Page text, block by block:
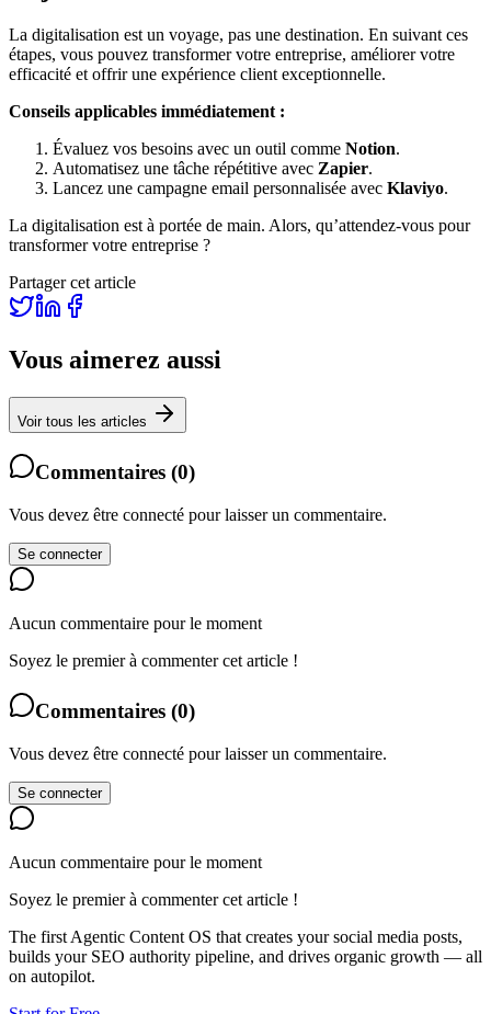
La digitalisation est un voyage, pas une destination. En suivant ces
étapes, vous pouvez transformer votre entreprise, améliorer votre
efficacité et offrir une expérience client exceptionnelle.
Conseils applicables immédiatement :
Évaluez vos besoins avec un outil comme Notion.
Automatisez une tâche répétitive avec Zapier.
Lancez une campagne email personnalisée avec Klaviyo.
La digitalisation est à portée de main. Alors, qu’attendez-vous pour
transformer votre entreprise ?
Partager cet article
Vous aimerez aussi
Voir tous les articles
Commentaires (0)
Vous devez être connecté pour laisser un commentaire.
Se connecter
Aucun commentaire pour le moment
Soyez le premier à commenter cet article !
Commentaires (0)
Vous devez être connecté pour laisser un commentaire.
Se connecter
Aucun commentaire pour le moment
Soyez le premier à commenter cet article !
The first Agentic Content OS that creates your social media posts,
builds your SEO authority pipeline, and drives organic growth — all
on autopilot.